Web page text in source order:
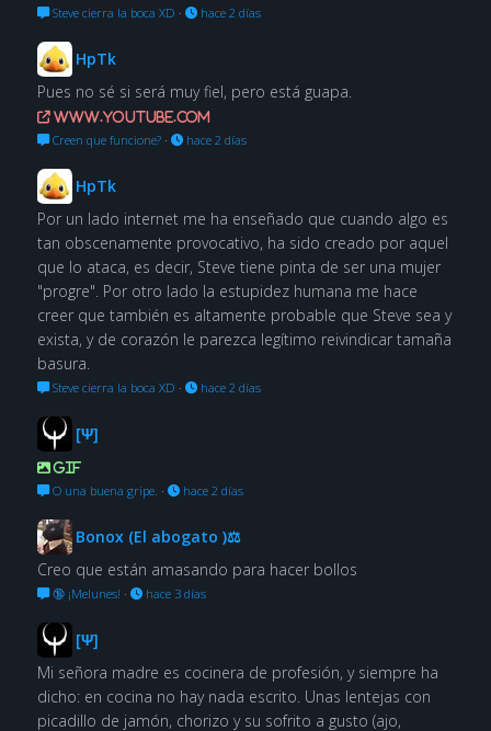
Steve cierra la boca XD · hace 2 días
HpTk
Pues no sé si será muy fiel, pero está guapa.
www.youtube.com
Creen que funcione?· hace 2 días
HpTk
Por un lado internet me ha enseñado que cuando algo es
tan obscenamente provocativo, ha sido creado por aquel
que lo ataca, es decir, Steve tiene pinta de ser una mujer
"progre". Por otro lado la estupidez humana me hace
creer que también es altamente probable que Steve sea y
exista, y de corazón le parezca legítimo reivindicar tamaña
basura.
Steve cierra la boca XD · hace 2 días
[Ψ]
GIF
O una buena gripe. · hace 2 días
Bonox (El abogato )⚖
Creo que están amasando para hacer bollos
🔞 ¡Melunes! · hace 3 días
[Ψ]
Mi señora madre es cocinera de profesión, y siempre ha
dicho: en cocina no hay nada escrito. Unas lentejas con
picadillo de jamón, chorizo y su sofrito a gusto (ajo,